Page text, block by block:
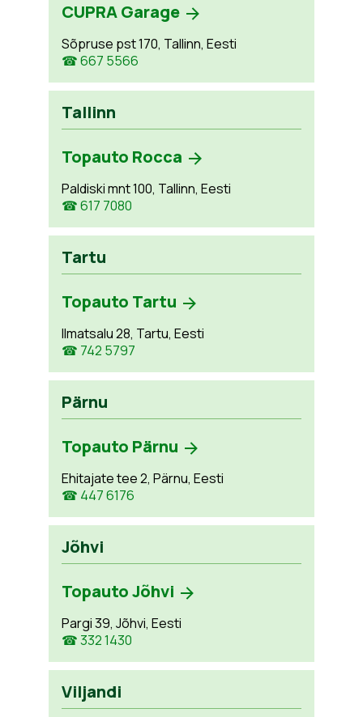
CUPRA Garage
Sõpruse pst 170, Tallinn, Eesti
☎ 667 5566
Tallinn
Topauto Rocca
Paldiski mnt 100, Tallinn, Eesti
☎ 617 7080
Tartu
Topauto Tartu
Ilmatsalu 28, Tartu, Eesti
☎ 742 5797
Pärnu
Topauto Pärnu
Ehitajate tee 2, Pärnu, Eesti
☎ 447 6176
Jõhvi
Topauto Jõhvi
Pargi 39, Jõhvi, Eesti
☎ 332 1430
Viljandi